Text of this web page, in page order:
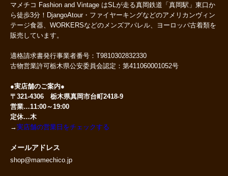
マメチコ Fashion and Vintage はSLが走る真岡鉄道「真岡駅」東口か
ら徒歩3分！DjangoAtour・ファイヤーキングなどのアメリカンヴィン
テージ食器、WORKERSなどのメンズアパレル、ヨーロッパ古着類を
販売しています。
適格請求書発行事業者番号：T9810302832330
古物営業許可栃木県公安委員会認定：第411060001052号
●実店舗のご案内●
〒321-4306 栃木県真岡市台町2418-9
営業…11:00～19:00
定休…木
→実店舗の営業日をチェックする
メールアドレス
shop@mamechico.jp